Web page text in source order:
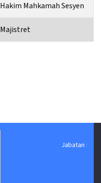
Hakim Mahkamah Sesyen
Majistret
Jabatan Digital Negara